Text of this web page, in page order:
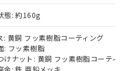
態: 約160g
: 黄銅 フッ素樹脂コーティング
: フッ素樹脂
けナット: 黄銅 フッ素樹脂コーティ
金: 鉄 亜鉛メッキ
ワーク
」をご確認
準価格結果を当社の
三者に漏洩または開
します。
部品リスト作成サー
ています。
などにより、予定
質）のすべてが基
します。
下において有害物
を第三者に販売する
および3の内容を当
す。また当社は、
に係わる関係者が違
様のお取引先、ま
のオムロン制御
当社販売員にご確
また在庫状況の